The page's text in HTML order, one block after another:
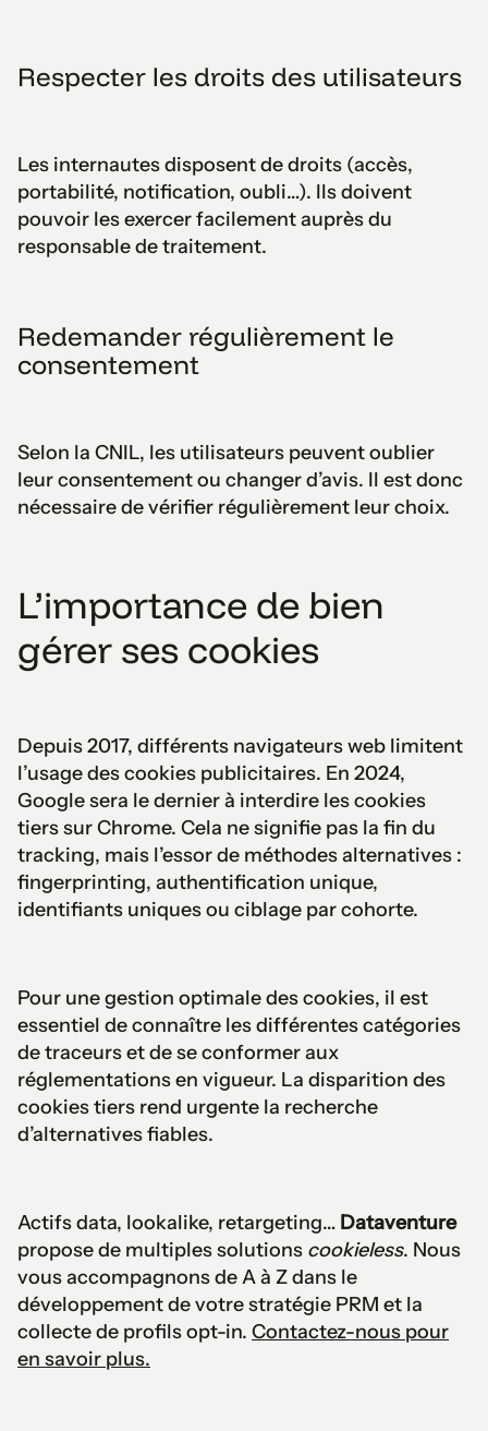
Respecter les droits des utilisateurs
Les internautes disposent de droits (accès,
portabilité, notification, oubli…). Ils doivent
pouvoir les exercer facilement auprès du
responsable de traitement.
Redemander régulièrement le
consentement
Selon la CNIL, les utilisateurs peuvent oublier
leur consentement ou changer d’avis. Il est donc
nécessaire de vérifier régulièrement leur choix.
L’importance de bien
gérer ses cookies
Depuis 2017, différents navigateurs web limitent
l’usage des cookies publicitaires. En 2024,
Google sera le dernier à interdire les cookies
tiers sur Chrome. Cela ne signifie pas la fin du
tracking, mais l’essor de méthodes alternatives :
fingerprinting, authentification unique,
identifiants uniques ou ciblage par cohorte.
Pour une gestion optimale des cookies, il est
essentiel de connaître les différentes catégories
de traceurs et de se conformer aux
réglementations en vigueur. La disparition des
cookies tiers rend urgente la recherche
d’alternatives fiables.
Actifs data, lookalike, retargeting… Dataventure
propose de multiples solutions cookieless. Nous
vous accompagnons de A à Z dans le
développement de votre stratégie PRM et la
collecte de profils opt-in. Contactez-nous pour
en savoir plus.